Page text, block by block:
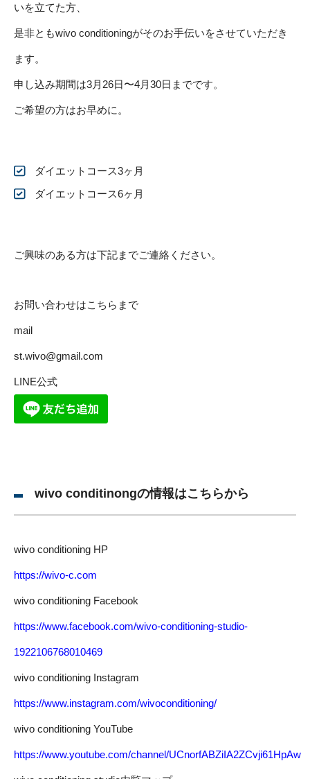
いを立てた方、
是非ともwivo conditioningがそのお手伝いをさせていただき
ます。
申し込み期間は3月26日〜4月30日までです。
ご希望の方はお早めに。
ダイエットコース3ヶ月
ダイエットコース6ヶ月
ご興味のある方は下記までご連絡ください。
お問い合わせはこちらまで
mail
st.wivo@gmail.com
LINE公式
wivo conditinongの情報はこちらから
wivo conditioning HP
https://wivo-c.com
wivo conditioning Facebook
https://www.facebook.com/wivo-conditioning-studio-
1922106768010469
wivo conditioning Instagram
https://www.instagram.com/wivoconditioning/
wivo conditioning YouTube
https://www.youtube.com/channel/UCnorfABZiIA2ZCvji61HpAw